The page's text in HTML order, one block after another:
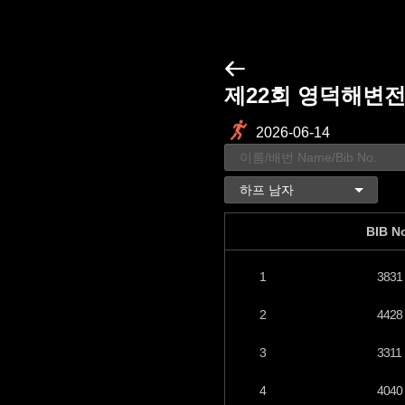
제22회 영덕해변
2026-06-14
BIB
1 3831
2 4428
3 3311
4 4040